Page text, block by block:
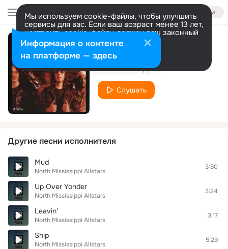
Войти
Мы используем cookie-файлы, чтобы улучшить
сервисы для вас. Если ваш возраст менее 13 лет,
настроить cookie-файлы должен ваш законный
представитель. Больше информации
Разрешить все Настроить
Po Black Maddie
North Mississippi Allstars
Слушать
Другие песни исполнителя
Mud
North Mississippi Allstars
3:50
Up Over Yonder
North Mississippi Allstars
3:24
Leavin'
North Mississippi Allstars
3:17
Ship
North Mississippi Allstars
5:29
Информация о контенте
на платформе — здесь